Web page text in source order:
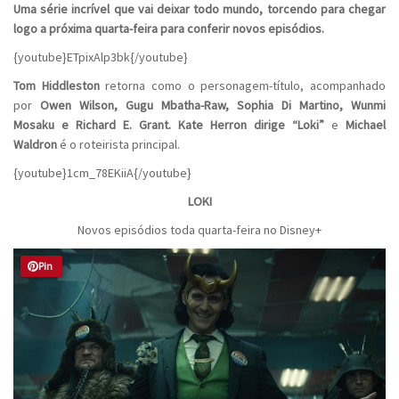
Uma série incrível que vai deixar todo mundo, torcendo para chegar
logo a próxima quarta-feira para conferir novos episódios.
{youtube}ETpixAlp3bk{/youtube}
Tom Hiddlestonretorna como o personagem-título, acompanhado
por Owen Wilson, Gugu Mbatha-Raw, Sophia Di Martino, Wunmi
Mosaku e Richard E. Grant. Kate Herron dirige “Loki” e Michael
Waldroné o roteirista principal.
{youtube}1cm_78EKiiA{/youtube}
LOKI
Novos episódios toda quarta-feira no Disney+
Pin